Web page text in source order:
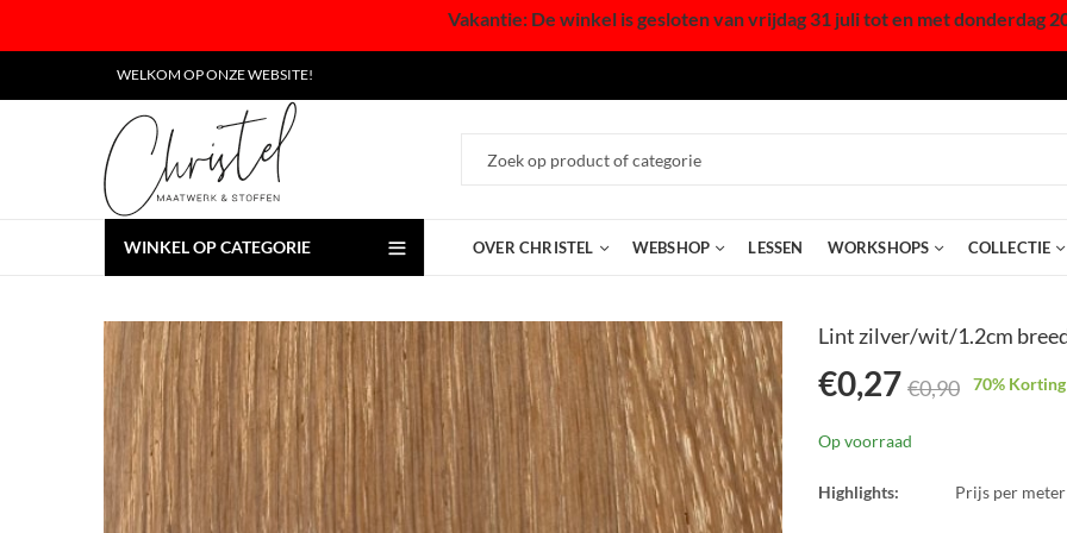
Vakantie: De winkel is gesloten van vrijdag 31 juli tot en met donderdag
WELKOM OP ONZE WEBSITE!
WINKEL OP CATEGORIE OVER CHRISTEL WEBSHOP LESSEN WORKSHOPS COLLECTIE
Lint zilver/wit/1.2cm
€0,27 €0,90 70% Korting
Op voorraad
Highlights: Prijs per meter